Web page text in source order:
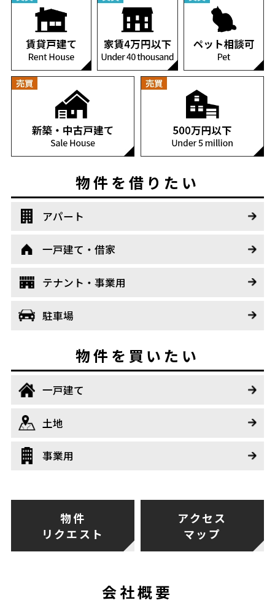
物件を借りたい
アパート
一戸建て・借家
テナント・事業用
駐車場
物件を買いたい
一戸建て
土地
事業用
物件
リクエスト
アクセス
マップ
会社概要